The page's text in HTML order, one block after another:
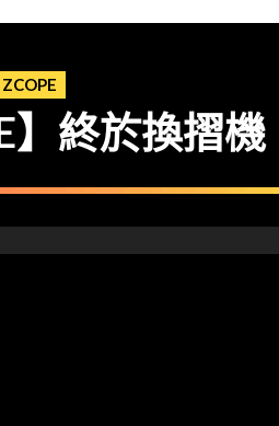
ZCOPE
】終於換摺